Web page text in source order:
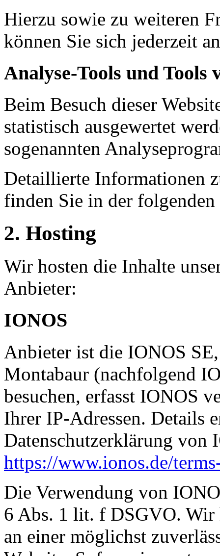
Hierzu sowie zu weiteren
können Sie sich jederzeit
Analyse-Tools und
Beim Besuch dieser
statistisch ausgewertet
sogenannten
Detaillierte Informationen
finden Sie in der
2. Hosting
Wir hosten die Inhalte
Anbieter:
IONOS
Anbieter ist die IONOS
Montabaur (nachfolgend
besuchen, erfasst IONOS
Ihrer IP-Adressen. Details
Datenschutzerklärung von
https://www.ionos.de/
Die Verwendung von
6 Abs. 1 lit. f DSGVO. Wir
an einer möglichst